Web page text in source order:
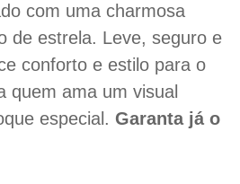
com uma charmosa
de estrela. Leve, seguro e
conforto e estilo para o
quem ama um visual
especial. Garanta já o